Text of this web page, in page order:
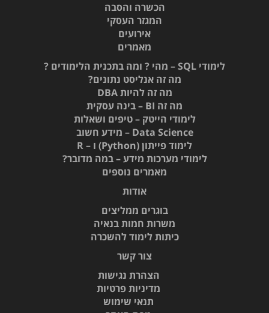
הכשרה והסבה
המגזר העסקי
אירועים
מאמרים
לימודי SQL – מהי ? ומה בתכנית הלימודים ?
מה זה אנליסט נתונים?
מה זה להיות DBA
מה זה BI – בינה עסקית
לימודי הייטק – טיפים ושאלות
Data Science – מידע חשוב
לימוד פייתון (Python) ו – R
לימודי מערכות מידע – במה מדובר?
מאמרים נוספים
אודות
בוגרים ממליצים
משרות חמות בנאיה
כיתות לימוד להשכרה
צור קשר
הצהרת נגישות
מדיניות פרטיות
תנאי שימוש